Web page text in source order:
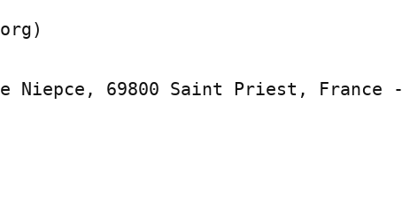
Niepce, 69800 Saint Priest, France -